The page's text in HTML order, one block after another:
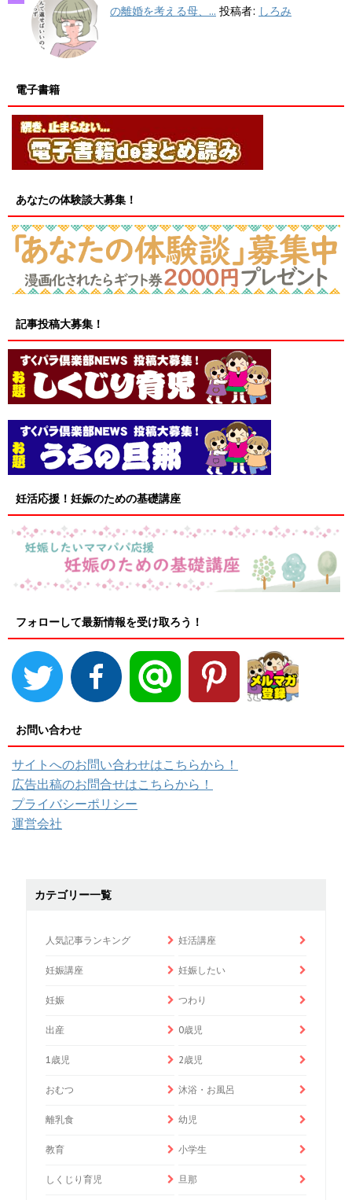
の離婚を考える母、... 投稿者: しろみ
電子書籍
あなたの体験談大募集！
記事投稿大募集！
妊活応援！妊娠のための基礎講座
フォローして最新情報を受け取ろう！
お問い合わせ
サイトへのお問い合わせはこちらから！
広告出稿のお問合せはこちらから！
プライバシーポリシー
運営会社
カテゴリー一覧
人気記事ランキング 妊活講座
妊娠講座 妊娠したい
妊娠 つわり
出産 0歳児
1歳児 2歳児
おむつ 沐浴・お風呂
離乳食 幼児
教育 小学生
しくじり育児 旦那